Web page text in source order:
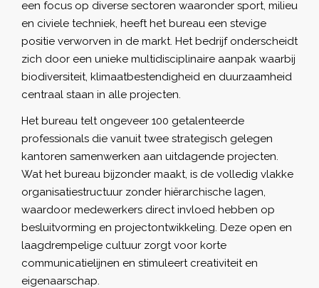
een focus op diverse sectoren waaronder sport, milieu
en civiele techniek, heeft het bureau een stevige
positie verworven in de markt. Het bedrijf onderscheidt
zich door een unieke multidisciplinaire aanpak waarbij
biodiversiteit, klimaatbestendigheid en duurzaamheid
centraal staan in alle projecten.
Het bureau telt ongeveer 100 getalenteerde
professionals die vanuit twee strategisch gelegen
kantoren samenwerken aan uitdagende projecten.
Wat het bureau bijzonder maakt, is de volledig vlakke
organisatiestructuur zonder hiërarchische lagen,
waardoor medewerkers direct invloed hebben op
besluitvorming en projectontwikkeling. Deze open en
laagdrempelige cultuur zorgt voor korte
communicatielijnen en stimuleert creativiteit en
eigenaarschap.